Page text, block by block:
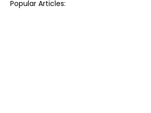
Popular Articles: